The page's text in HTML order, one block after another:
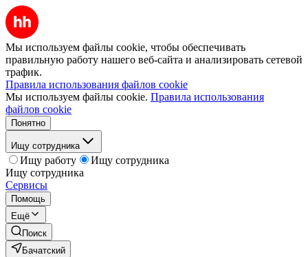
Мы используем файлы cookie, чтобы обеспечивать
правильную работу нашего веб-сайта и анализировать сетевой
трафик.
Правила использования файлов cookie
Мы используем файлы cookie. Правила использования
файлов cookie
Понятно
Ищу сотрудника
Ищу работу
Ищу сотрудника
Ищу сотрудника
Сервисы
Помощь
Ещё
Поиск
Бачатский